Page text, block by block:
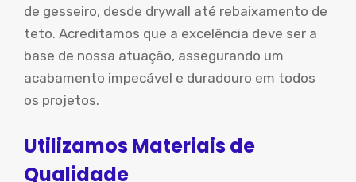
de gesseiro, desde drywall até rebaixamento de
teto. Acreditamos que a excelência deve ser a
base de nossa atuação, assegurando um
acabamento impecável e duradouro em todos
os projetos.
Utilizamos Materiais de
Qualidade